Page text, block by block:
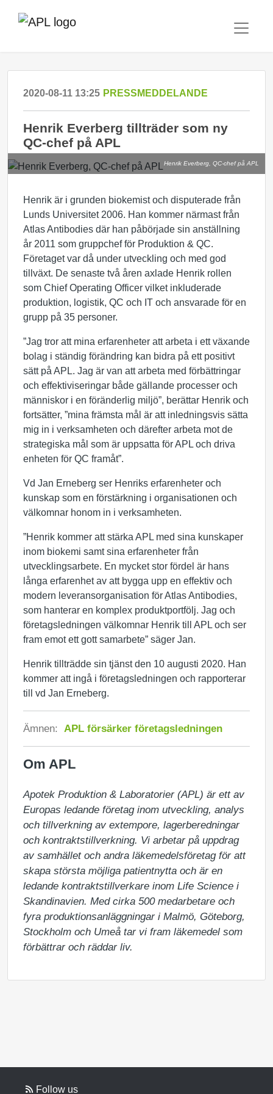
2020-08-11 13:25 PRESSMEDDELANDE
Henrik Everberg tillträder som ny
QC-chef på APL
Henrik Everberg, QC-chef på APL
Henrik är i grunden biokemist och disputerade från
Lunds Universitet 2006. Han kommer närmast från
Atlas Antibodies där han påbörjade sin anställning
år 2011 som gruppchef för Produktion & QC.
Företaget var då under utveckling och med god
tillväxt. De senaste två åren axlade Henrik rollen
som Chief Operating Officer vilket inkluderade
produktion, logistik, QC och IT och ansvarade för en
grupp på 35 personer.
”Jag tror att mina erfarenheter att arbeta i ett växande
bolag i ständig förändring kan bidra på ett positivt
sätt på APL. Jag är van att arbeta med förbättringar
och effektiviseringar både gällande processer och
människor i en föränderlig miljö”, berättar Henrik och
fortsätter, ”mina främsta mål är att inledningsvis sätta
mig in i verksamheten och därefter arbeta mot de
strategiska mål som är uppsatta för APL och driva
enheten för QC framåt”.
Vd Jan Erneberg ser Henriks erfarenheter och
kunskap som en förstärkning i organisationen och
välkomnar honom in i verksamheten.
”Henrik kommer att stärka APL med sina kunskaper
inom biokemi samt sina erfarenheter från
utvecklingsarbete. En mycket stor fördel är hans
långa erfarenhet av att bygga upp en effektiv och
modern leveransorganisation för Atlas Antibodies,
som hanterar en komplex produktportfölj. Jag och
företagsledningen välkomnar Henrik till APL och ser
fram emot ett gott samarbete” säger Jan.
Henrik tillträdde sin tjänst den 10 augusti 2020. Han
kommer att ingå i företagsledningen och rapporterar
till vd Jan Erneberg.
Ämnen: APL försärker företagsledningen
Om APL
Apotek Produktion & Laboratorier (APL) är ett av
Europas ledande företag inom utveckling, analys
och tillverkning av extempore, lagerberedningar
och kontraktstillverkning. Vi arbetar på uppdrag
av samhället och andra läkemedelsföretag för att
skapa största möjliga patientnytta och är en
ledande kontraktstillverkare inom Life Science i
Skandinavien. Med cirka 500 medarbetare och
fyra produktionsanläggningar i Malmö, Göteborg,
Stockholm och Umeå tar vi fram läkemedel som
förbättrar och räddar liv.
Follow us